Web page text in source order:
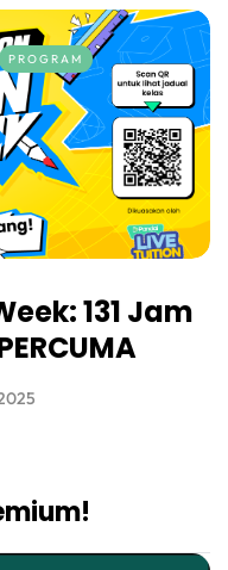
PROGRAM
131 Jam